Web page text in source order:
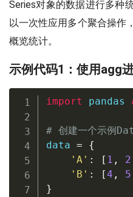
Series对象的数据进行多种
以一次性应用多个聚合操作
概览统计。
示例代码1：使用agg
import pandas
# 创建一个示例
data =
{
'A' : [ 1 , 2
'B' : [4 , 5
}